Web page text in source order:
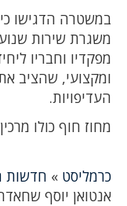
במשטרה הדגישו
משגרת שירות
מפקדיו וחבריו
ומקצועי, שהציב
העדיפויות.
מחוז חוף כולו
כרמליסט » חדשות
אנטואן יוסף